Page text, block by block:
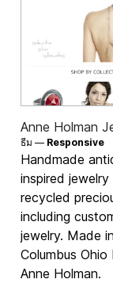
Anne Holman
ธีม — Responsive
Handmade
inspired jewelry
recycled
including
jewelry. Made in
Columbus
Anne Holman.